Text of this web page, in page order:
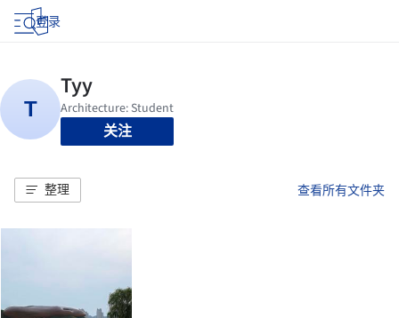
登录
关注
整理 查看所有文件夹